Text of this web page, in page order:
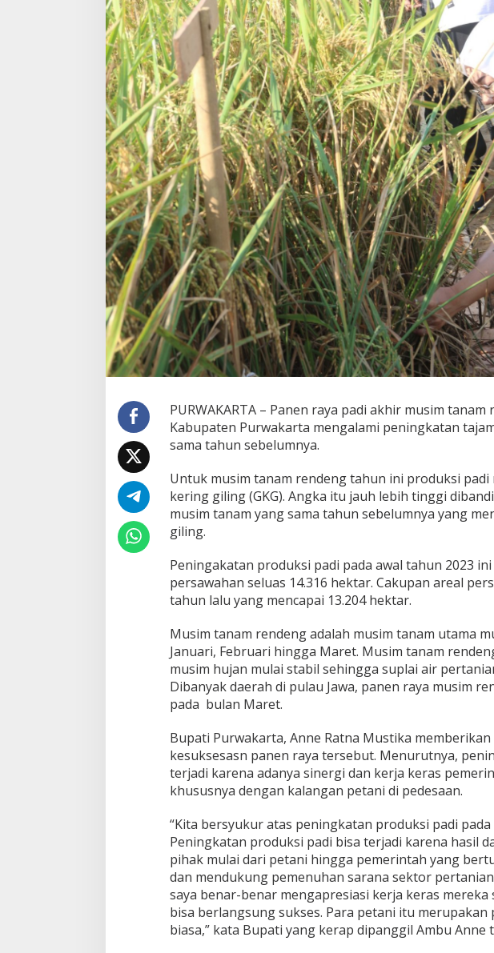
PURWAKARTA – Panen raya padi akhir musim
Kabupaten Purwakarta mengalami peningkatan
sama tahun sebelumnya.
Untuk musim tanam rendeng tahun ini produksi padi
kering giling (GKG). Angka itu jauh lebih tinggi
musim tanam yang sama tahun sebelumnya yang
giling.
Peningakatan produksi padi pada awal tahun 2023
persawahan seluas 14.316 hektar. Cakupan areal
tahun lalu yang mencapai 13.204 hektar.
Musim tanam rendeng adalah musim tanam utama
Januari, Februari hingga Maret. Musim tanam
musim hujan mulai stabil sehingga suplai air
Dibanyak daerah di pulau Jawa, panen raya musim
pada bulan Maret.
Bupati Purwakarta, Anne Ratna Mustika
kesuksesasn panen raya tersebut. Menurutnya,
terjadi karena adanya sinergi dan kerja keras
khususnya dengan kalangan petani di pedesaan.
“Kita bersyukur atas peningkatan produksi padi
Peningkatan produksi padi bisa terjadi karena hasil
pihak mulai dari petani hingga pemerintah yang
dan mendukung pemenuhan sarana sektor
saya benar-benar mengapresiasi kerja keras
bisa berlangsung sukses. Para petani itu
biasa,” kata Bupati yang kerap dipanggil Ambu Anne